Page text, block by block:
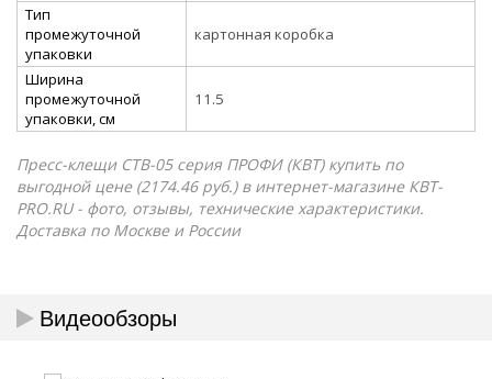
Тип
промежуточной
упаковки
картонная коробка
Ширина
промежуточной
упаковки, см
11.5
Пресс-клещи CTB-05 серия ПРОФИ (КВТ) купить по
выгодной цене (2174.46 руб.) в интернет-магазине КВТ-
PRO.RU - фото, отзывы, технические характеристики.
Доставка по Москве и России
Видеообзоры